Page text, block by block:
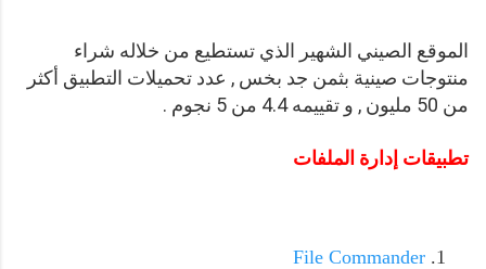
الموقع الصيني الشهير الذي تستطيع من خلاله شراء
منتوجات صينية بثمن جد بخس , عدد تحميلات التطبيق أكثر
من 50 مليون , و تقييمه 4.4 من 5 نجوم .
تطبيقات إدارة الملفات
File Commander